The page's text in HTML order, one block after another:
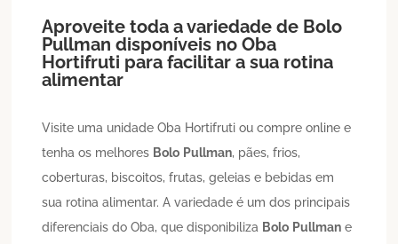
Aproveite toda a variedade de Bolo
Pullman disponíveis no Oba
Hortifruti para facilitar a sua rotina
alimentar
Visite uma unidade Oba Hortifruti ou compre online e
tenha os melhores Bolo Pullman, pães, frios,
coberturas, biscoitos, frutas, geleias e bebidas em
sua rotina alimentar. A variedade é um dos principais
diferenciais do Oba, que disponibiliza Bolo Pullman e